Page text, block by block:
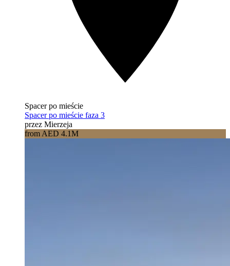
Spacer po mieście
Spacer po mieście faza 3
przez Mierzeja
from AED 4.1M